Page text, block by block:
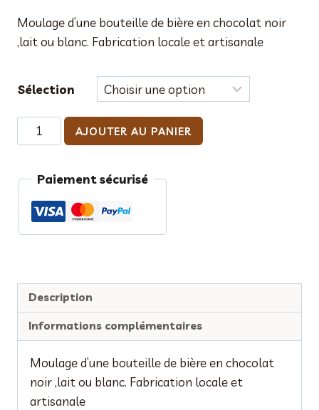
Moulage d’une bouteille de bière en chocolat noir
,lait ou blanc. Fabrication locale et artisanale
Sélection
quantité
de
de
bière
chocolat
AJOUTER AU PANIER
Paiement sécurisé
Description
Informations complémentaires
Moulage d’une bouteille de bière en chocolat
noir ,lait ou blanc. Fabrication locale et
artisanale